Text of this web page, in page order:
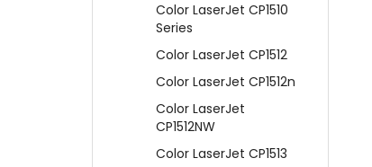
Color LaserJet CP1510
Series
Color LaserJet CP1512
Color LaserJet CP1512n
Color LaserJet
CP1512NW
Color LaserJet CP1513